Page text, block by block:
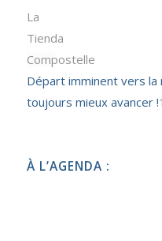
Départ imminent vers
toujours mieux avancer !
À L’AGENDA :